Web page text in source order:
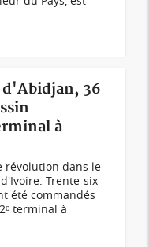
36
à
révolution dans le
Trente-six
été commandés
terminal à